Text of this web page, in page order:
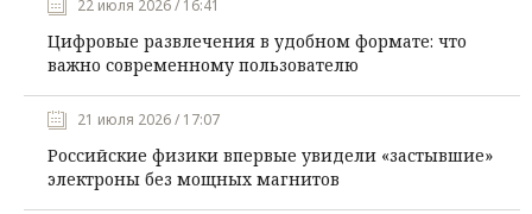
22 июля 2026 / 16:41
Цифровые развлечения в удобном формате: что
важно современному пользователю
21 июля 2026 / 17:07
Российские физики впервые увидели «застывшие»
электроны без мощных магнитов